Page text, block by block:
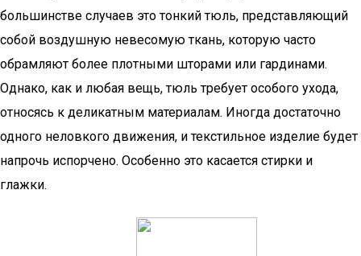
большинстве случаев это тонкий тюль, представляющий
собой воздушную невесомую ткань, которую часто
обрамляют более плотными шторами или гардинами.
Однако, как и любая вещь, тюль требует особого ухода,
относясь к деликатным материалам. Иногда достаточно
одного неловкого движения, и текстильное изделие будет
напрочь испорчено. Особенно это касается стирки и
глажки.